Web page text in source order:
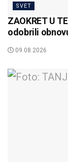
SVET
ZAOKRET U
odobrili
09.08.2026